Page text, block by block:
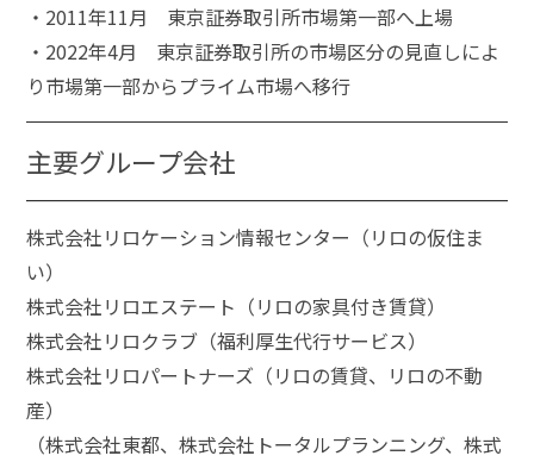
・2011年11月 東京証券取引所市場第一部へ上場
・2022年4月 東京証券取引所の市場区分の見直しによ
り市場第一部からプライム市場へ移行
主要グループ会社
株式会社リロケーション情報センター（リロの仮住ま
い）
株式会社リロエステート（リロの家具付き賃貸）
株式会社リロクラブ（福利厚生代行サービス）
株式会社リロパートナーズ（リロの賃貸、リロの不動
産）
（株式会社東都、株式会社トータルプランニング、株式